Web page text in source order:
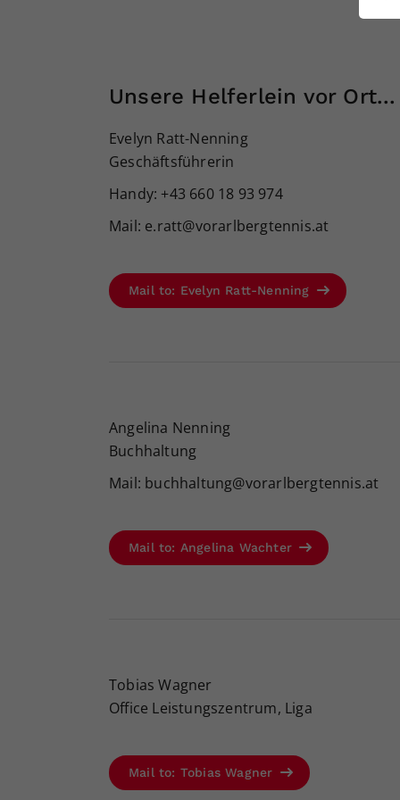
Unsere Helferlein vor Ort...
Evelyn Ratt-Nenning
Geschäftsführerin
Handy: +43 660 18 93 974
Mail: e.ratt@vorarlbergtennis.at
Mail to: Evelyn Ratt-Nenning
Angelina Nenning
Buchhaltung
Mail: buchhaltung@vorarlbergtennis.at
Mail to: Angelina Wachter
Tobias Wagner
Office Leistungszentrum, Liga
Mail to: Tobias Wagner